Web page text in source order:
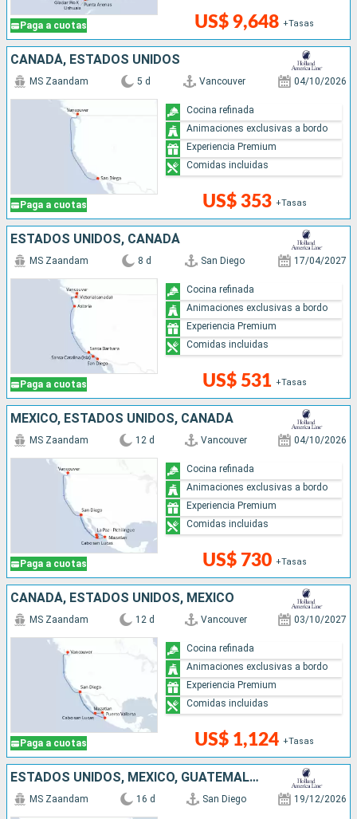
Paga a cuotas US$ 9,648 +Tasas
CANADÁ, ESTADOS UNIDOS
Paga a cuotas
MS Zaandam 5 d Vancouver 04/10/2026
US$ 353 +Tasas
Cocina refinada
Animaciones exclusivas a bordo
Experiencia Premium
Comidas incluidas
ESTADOS UNIDOS, CANADÁ
Paga a cuotas
MS Zaandam 8 d San Diego 17/04/2027
US$ 531 +Tasas
Cocina refinada
Animaciones exclusivas a bordo
Experiencia Premium
Comidas incluidas
MÉXICO, ESTADOS UNIDOS, CANADÁ
Paga a cuotas
MS Zaandam 12 d Vancouver 04/10/2026
US$ 730 +Tasas
Cocina refinada
Animaciones exclusivas a bordo
Experiencia Premium
Comidas incluidas
CANADÁ, ESTADOS UNIDOS, MÉXICO
Paga a cuotas
MS Zaandam 12 d Vancouver 03/10/2027
US$ 1,124 +Tasas
Cocina refinada
Animaciones exclusivas a bordo
Experiencia Premium
Comidas incluidas
ESTADOS UNIDOS, MÉXICO, GUATEMALA, COSTA RICA, PANAMÁ, COLOMBIA
MS Zaandam 16 d San Diego 19/12/2026